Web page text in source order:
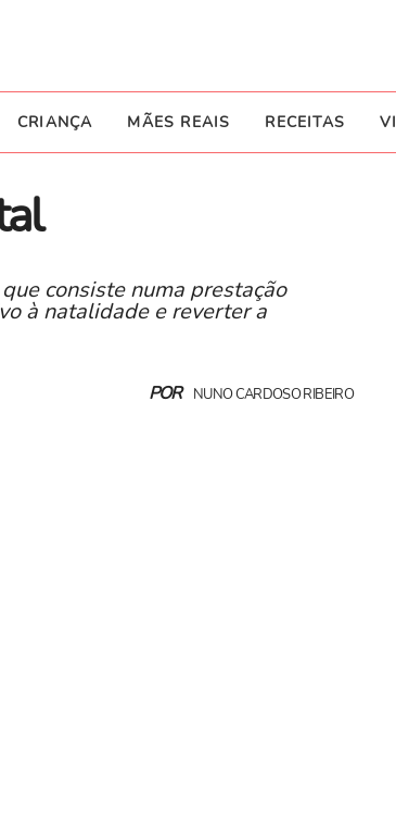
CRIANÇA MÃES REAIS RECEITAS
consiste numa prestação
à natalidade e reverter a
POR NUNO CARDOSO RIBEIRO